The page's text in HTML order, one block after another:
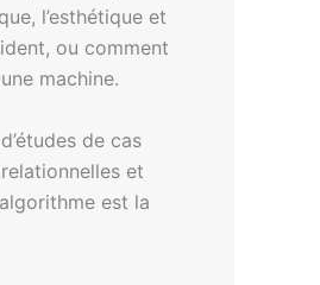
l’esthétique et
ou comment
machine.
de cas
et
est la